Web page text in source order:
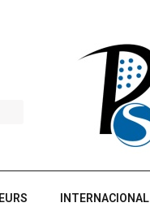
INTERNACIONAL